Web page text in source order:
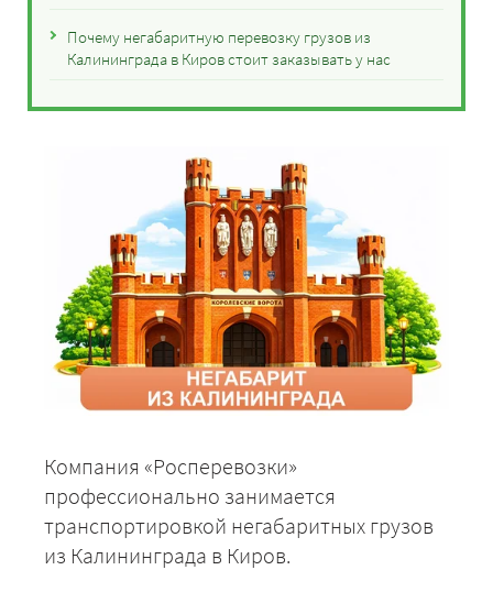
Почему негабаритную перевозку грузов из
Калининграда в Киров стоит заказывать у нас
Компания «Росперевозки»
профессионально занимается
транспортировкой негабаритных грузов
из Калининграда в Киров.